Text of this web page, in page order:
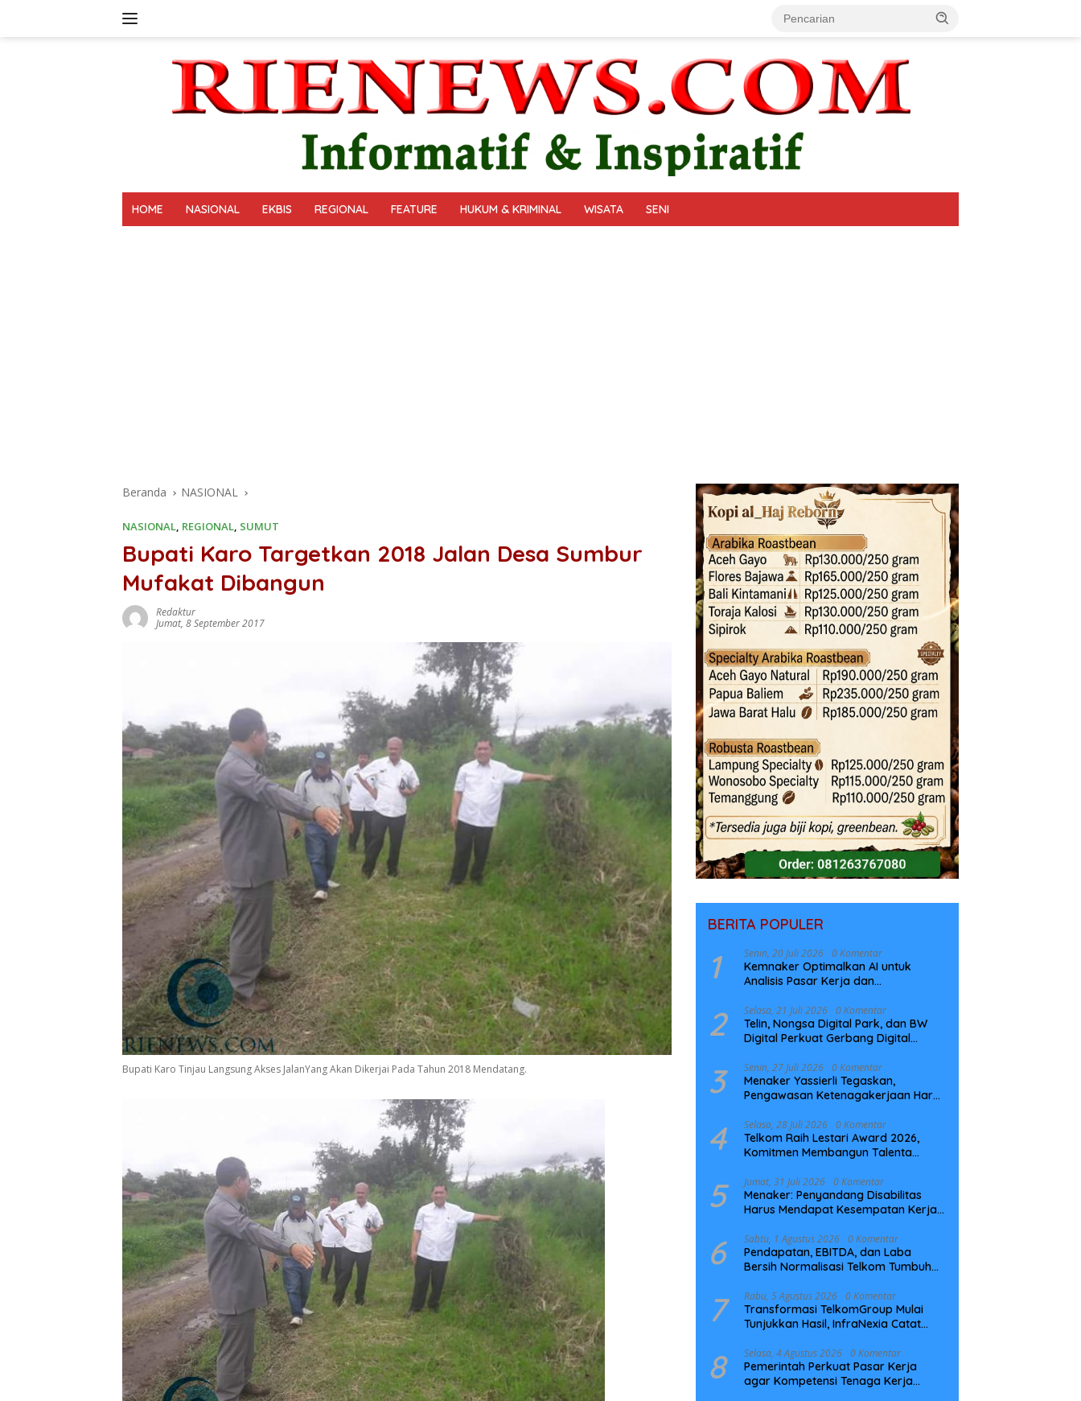
HOME NASIONAL EKBIS REGIONAL FEATURE HUKUM & KRIMINAL WISATA SENI
Beranda NASIONAL
NASIONAL, REGIONAL, SUMUT
Bupati Karo Targetkan 2018 Jalan Desa Sumbur
Mufakat Dibangun
Redaktur
Jumat, 8 September 2017
Bupati Karo Tinjau Langsung Akses JalanYang Akan Dikerjai Pada Tahun 2018 Mendatang.
BERITA POPULER
1 Senin, 20 Juli 2026 0 Komentar
Kemnaker Optimalkan AI untuk
Analisis Pasar Kerja dan
2 Selasa, 21 Juli 2026 0 Komentar
Telin, Nongsa Digital Park, dan BW
Digital Perkuat Gerbang Digital
NCC
3 Senin, 27 Juli 2026 0 Komentar
Menaker Yassierli Tegaskan,
Pengawasan Ketenagakerjaan Harus
4 Selasa, 28 Juli 2026 0 Komentar
Telkom Raih Lestari Award 2026,
Komitmen Membangun Talenta
5 Jumat, 31 Juli 2026 0 Komentar
Menaker: Penyandang Disabilitas
Harus Mendapat Kesempatan Kerja
6 Sabtu, 1 Agustus 2026 0 Komentar
Pendapatan, EBITDA, dan Laba
Bersih Normalisasi Telkom Tumbuh
7 Rabu, 5 Agustus 2026 0 Komentar
Transformasi TelkomGroup Mulai
Tunjukkan Hasil, InfraNexia Catat
Digital Nasional
8 Selasa, 4 Agustus 2026 0 Komentar
Pemerintah Perkuat Pasar Kerja
agar Kompetensi Tenaga Kerja